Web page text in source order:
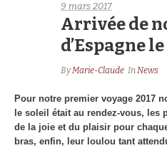
9 mars 2017
Arrivée de
d’Espagne
ByMarie-Claude InNews
Pour notre premier voyage 2017
le soleil était au rendez-vous, les
de la joie et du plaisir pour
bras, enfin, leur loulou tant